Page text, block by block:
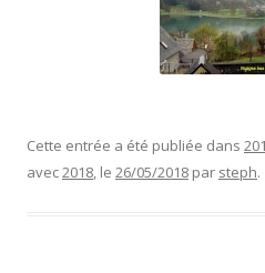
Cette entrée a été publiée dans
avec2018, le 26/05/2018 par steph.